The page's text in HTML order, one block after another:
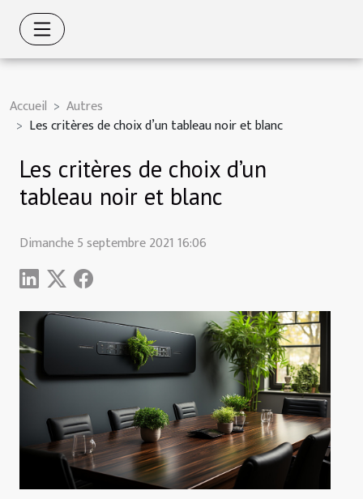
Accueil
Autres
Les critères de choix d’un tableau noir et blanc
Les critères de choix d’un
tableau noir et blanc
Dimanche 5 septembre 2021 16:06